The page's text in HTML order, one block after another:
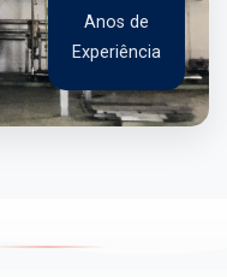
Anos de
Experiência